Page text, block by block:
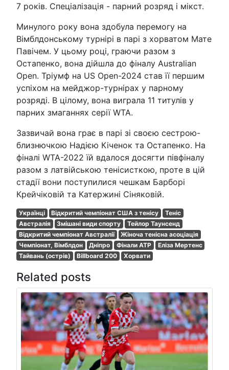
7 років. Спеціалізація - парний розряд і мікст.
Минулого року вона здобула перемогу на
Вімблдонському турнірі в парі з хорватом Мате
Павічем. У цьому році, граючи разом з
Остапенко, вона дійшла до фіналу Australian
Open. Тріумф на US Open-2024 став її першим
успіхом на мейджор-турнірах у парному
розряді. В цілому, вона виграла 11 титулів у
парних змаганнях серії WTA.
Зазвичай вона грає в парі зі своєю сестрою-
близнючкою Надією Кіченок та Остапенко. На
фіналі WTA-2022 їй вдалося досягти півфіналу
разом з латвійською тенісисткою, проте в цій
стадії вони поступилися чешкам Барборі
Крейчіковій та Катержині Сіняковій.
Українці Відкритий чемпіонат США з тенісу
Теніс
Австралія
Змішані види спорту
Тейлор Таунсенд
Відкритий чемпіонат Австралії
Жіноча тенісна асоціація
Чемпіонат, Вімблдон
Дніпро Фінали ATP
Еліза Мертенс
Тайвань (острів)
Billboard 200 Хорвати
Related posts